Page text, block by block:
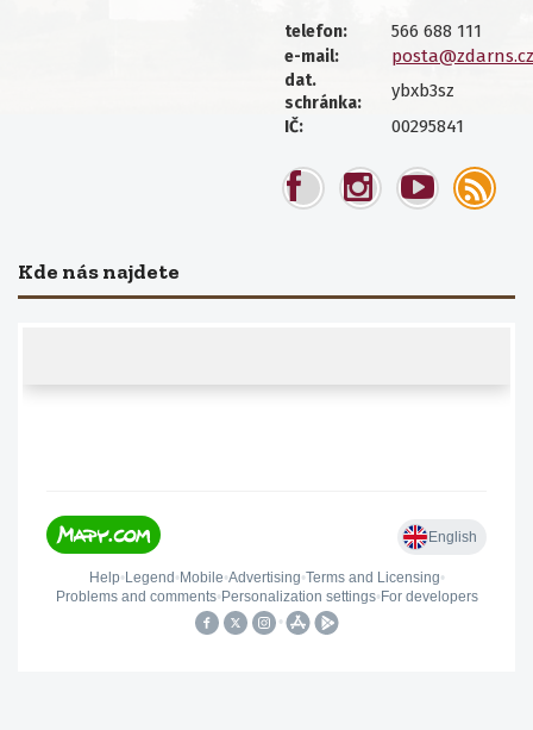
telefon: 566 688 111
e-mail: posta@zdarns.cz
dat.
schránka:
ybxb3sz
IČ: 00295841
Kde nás najdete